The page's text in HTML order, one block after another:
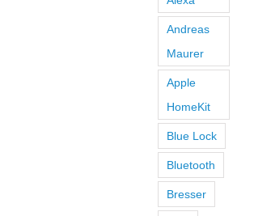
Andreas
Maurer
Apple
HomeKit
Blue Lock
Bluetooth
Bresser